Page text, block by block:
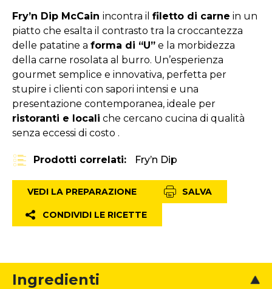
Fry’n Dip McCain incontra il filetto di carne in un
piatto che esalta il contrasto tra la croccantezza
delle patatine a forma di “U” e la morbidezza
della carne rosolata al burro. Un’esperienza
gourmet semplice e innovativa, perfetta per
stupire i clienti con sapori intensi e una
presentazione contemporanea, ideale per
ristoranti e locali che cercano cucina di qualità
senza eccessi di costo .
Prodotti correlati: Fry’n Dip
VEDI LA PREPARAZIONE SALVA
CONDIVIDI LE RICETTE
Ingredienti